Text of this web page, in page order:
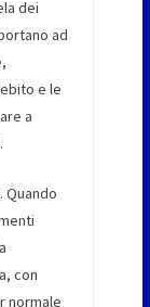
dei
ad
e le
a
Quando
con
normale